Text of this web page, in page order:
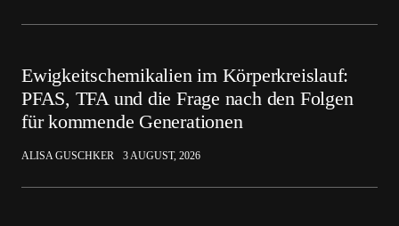
Ewigkeitschemikalien im Körperkreislauf:
PFAS, TFA und die Frage nach den Folgen
für kommende Generationen
ALISA GUSCHKER 3 AUGUST, 2026